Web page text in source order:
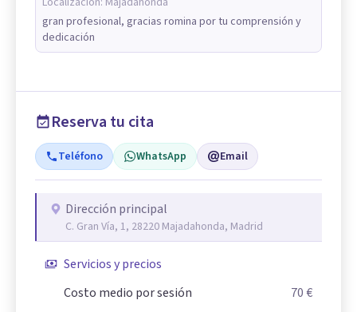
gran profesional, gracias romina por tu comprensión y
dedicación
Reserva tu cita
Teléfono WhatsApp Email
Dirección principal
C. Gran Vía, 1, 28220 Majadahonda, Madrid
Servicios y precios
Costo medio por sesión
70 €